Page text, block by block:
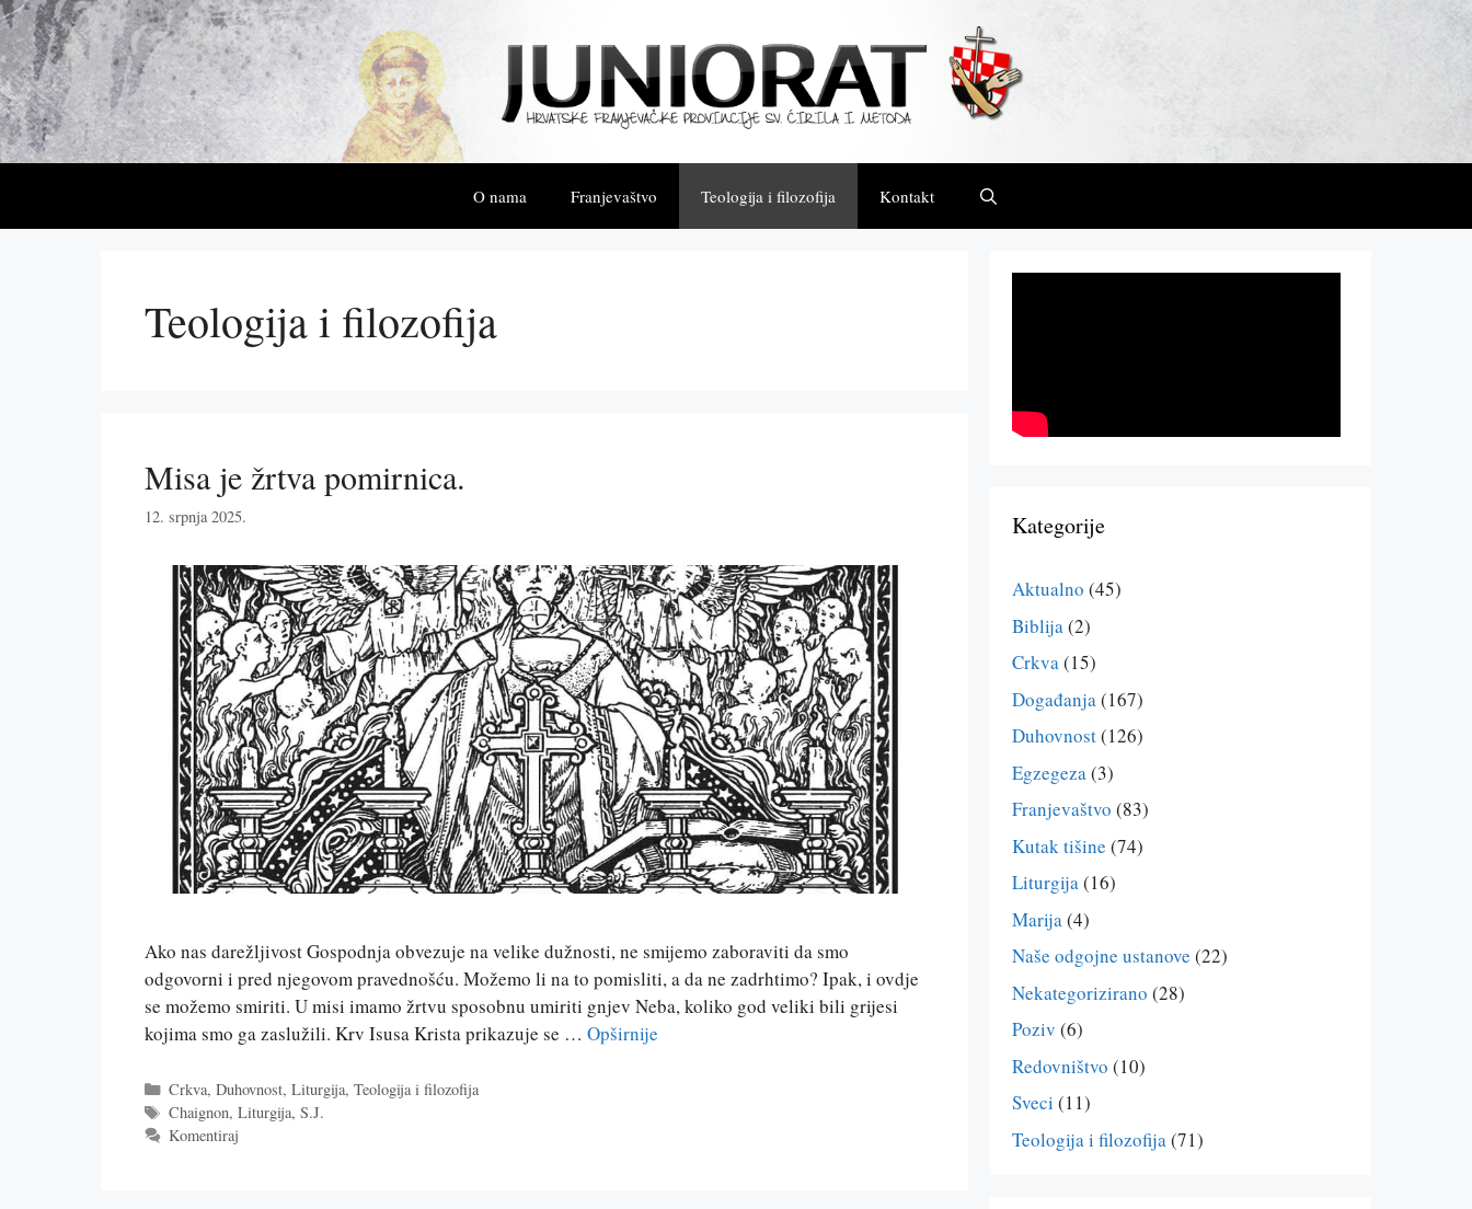
Preskoči
na
sadržaj
O nama Franjevaštvo Teologija i filozofija Kontakt
Teologija i filozofija
Misa je žrtva pomirnica.
12. srpnja 2025.
Ako nas darežljivost Gospodnja obvezuje na velike dužnosti, ne smijemo zaboraviti da smo
odgovorni i pred njegovom pravednošću. Možemo li na to pomisliti, a da ne zadrhtimo? Ipak, i ovdje
se možemo smiriti. U misi imamo žrtvu sposobnu umiriti gnjev Neba, koliko god veliki bili grijesi
kojima smo ga zaslužili. Krv Isusa Krista prikazuje se … Opširnije
Kategorije
Crkva, Duhovnost, Liturgija, Teologija i filozofija
Oznake
Chaignon, Liturgija, S.J.
Komentiraj
Kategorije
Aktualno (45)
Biblija(2)
Crkva(15)
Događanja(167)
Duhovnost(126)
Egzegeza(3)
Franjevaštvo (83)
Kutak tišine (74)
Liturgija(16)
Marija(4)
Naše odgojne ustanove (22)
Nekategorizirano (28)
Poziv (6)
Redovništvo (10)
Sveci (11)
Teologija i filozofija(71)